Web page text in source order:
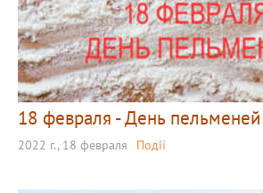
18 февраля - День пельменей
2022 г., 18 февраля Події